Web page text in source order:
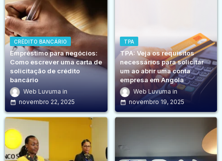
CRÉDITO BANCÁRIO
Empréstimo para negócios:
Como escrever uma carta de
solicitação de crédito
bancário
Web Luvuma
novembro 22, 2025
TPA
TPA: Veja os requisitos
necessários para solicitar
um ao abrir uma conta
empresa em Angola
Web Luvuma
novembro 19, 2025